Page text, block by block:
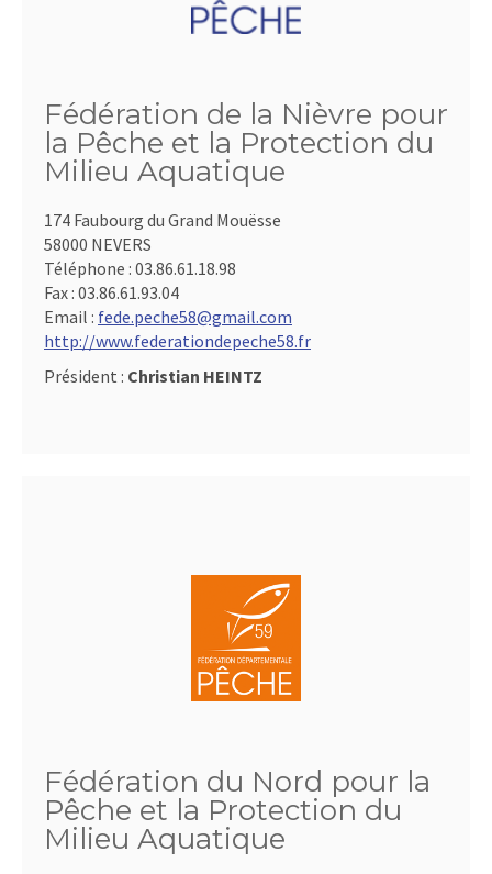
Fédération de la Nièvre pour
la Pêche et la Protection du
Milieu Aquatique
174 Faubourg du Grand Mouësse
58000 NEVERS
Téléphone : 03.86.61.18.98
Fax : 03.86.61.93.04
Email : fede.peche58@gmail.com
http://www.federationdepeche58.fr
Président : Christian HEINTZ
Fédération du Nord pour la
Pêche et la Protection du
Milieu Aquatique